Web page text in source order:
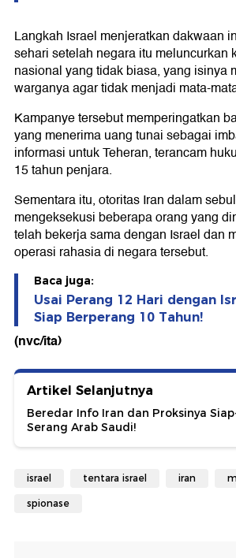
Langkah Israel menjeratkan dakwaan
sehari setelah negara itu meluncurkan
nasional yang tidak biasa, yang isinya
warganya agar tidak menjadi mata-
Kampanye tersebut memperingatkan
yang menerima uang tunai sebagai
informasi untuk Teheran, terancam
15 tahun penjara.
Sementara itu, otoritas Iran dalam
mengeksekusi beberapa orang yang
telah bekerja sama dengan Israel dan
operasi rahasia di negara tersebut.
Baca juga:
Usai Perang 12 Hari dengan
Siap Berperang 10 Tahun!
(nvc/ita)
Artikel Selanjutnya
Beredar Info Iran dan Proksinya
Serang Arab Saudi!
israel tentara israel iran
spionase